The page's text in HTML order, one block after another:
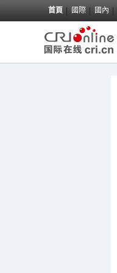
首頁 國際 國內